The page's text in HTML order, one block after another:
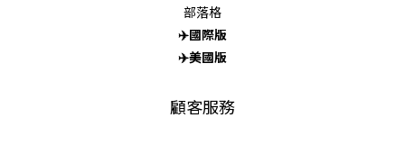
部落格
✈️國際版
✈️美國版
顧客服務